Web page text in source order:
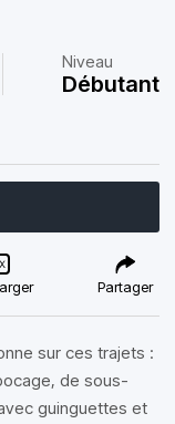
Niveau
Débutant
Partager
sur ces trajets :
de sous-
guinguettes et